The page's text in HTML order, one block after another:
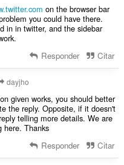
on the browser bar
you could have there.
in in twitter, and the sidebar
Responder Citar
dayjho
given works, you should better
the reply. Opposite, if it doesn't
telling more details. We are
here. Thanks
Responder Citar